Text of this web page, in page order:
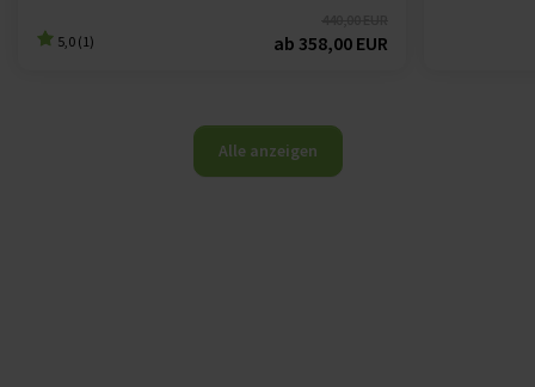
5,0 (1) ab 358,00 EUR
Alle anzeigen